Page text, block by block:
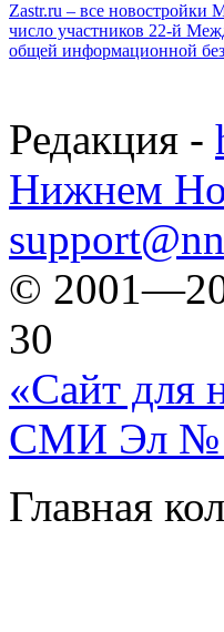
Zastr.ru – все новостройки
число участников 22-й
общей информационной
Редакция -
Нижнем
©
30
«Сайт для
СМИ Эл №
Главная